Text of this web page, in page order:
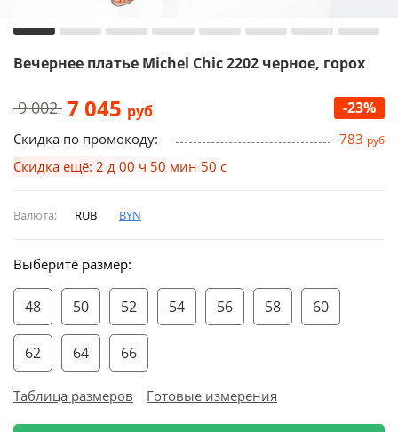
Вечернее платье Michel Chic 2202 черное, горох
9 002 7 045 руб -23%
Скидка по промокоду: -783 руб
Скидка ещё: 2 д 00 ч 50 мин 49 с
Валюта: RUB BYN
Выберите размер:
48 50 52 54 56 58 60
62 64 66
Таблица размеров Готовые измерения